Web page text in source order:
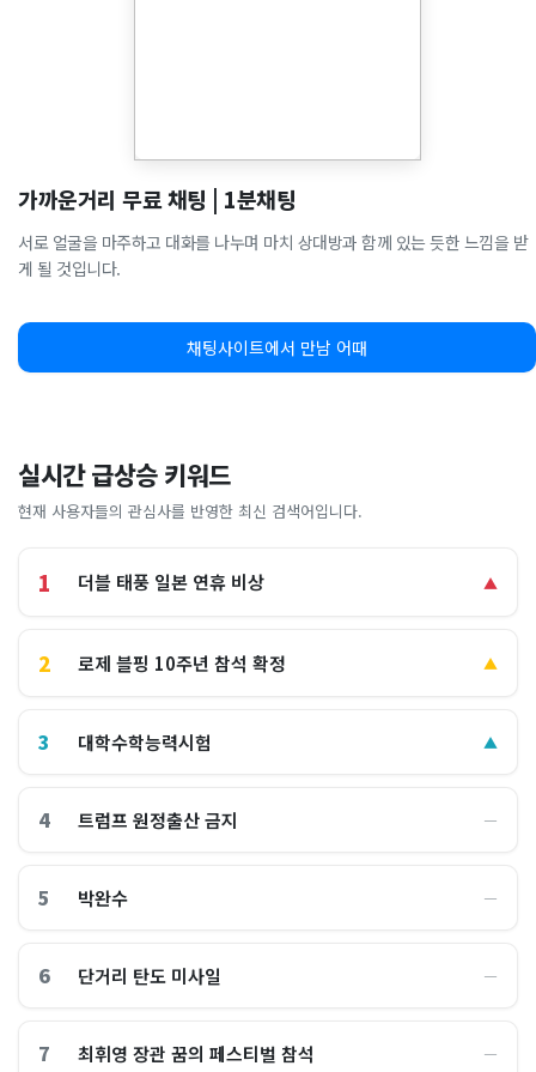
가까운거리 무료 채팅 | 1분채팅
서로 얼굴을 마주하고 대화를 나누며 마치 상대방과 함께 있는 듯한 느낌을 받
게 될 것입니다.
채팅사이트에서 만남 어때
실시간 급상승 키워드
현재 사용자들의 관심사를 반영한 최신 검색어입니다.
1 더블 태풍 일본 연휴 비상 ▲
2 로제 블핑 10주년 참석 확정 ▲
3 대학수학능력시험 ▲
4 트럼프 원정출산 금지 ―
5 박완수 ―
6 단거리 탄도 미사일 ―
7 최휘영 장관 꿈의 페스티벌 참석 ―